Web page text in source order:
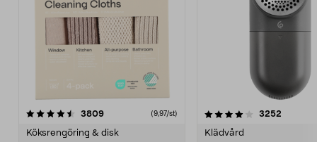
3809recensioner (9,97/st)
Köksrengöring & disk
4.0av 5 stjärnor 3252
Klädvård
4.5av 5 stjärnor